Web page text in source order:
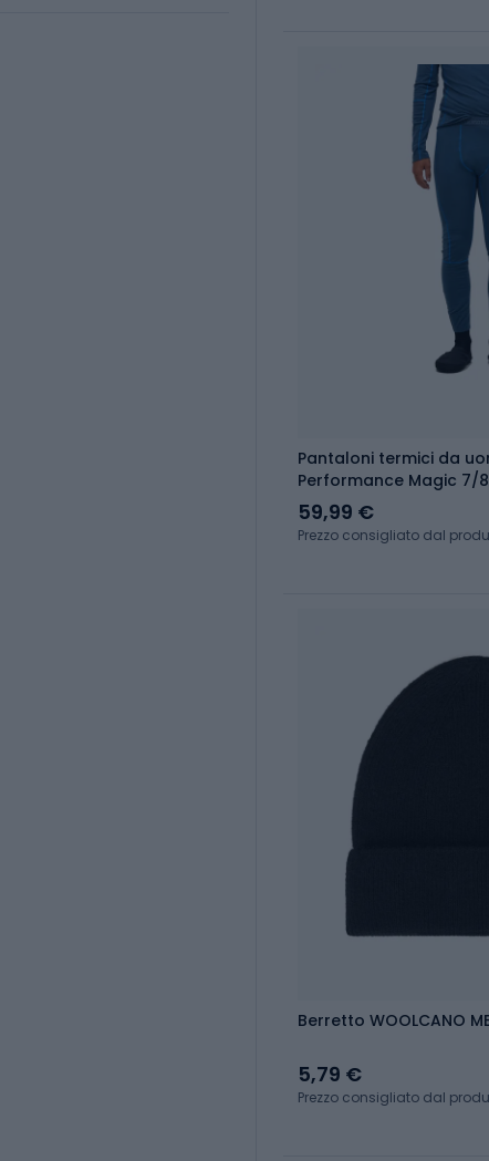
Pantaloni termici da
Performance Magic 7/
Blend Baselayer
59,99 €
Prezzo consigliato dal
Berretto WOOLCANO
5,79 €
Prezzo consigliato dal